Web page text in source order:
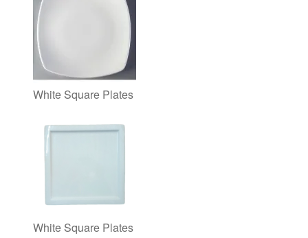
White Square Plates
White Square Plates